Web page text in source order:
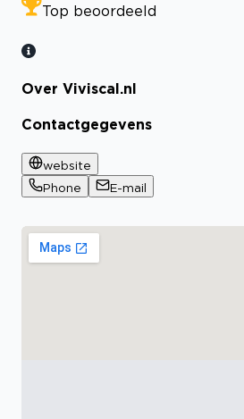
Top beoordeeld
Over Viviscal.nl
Contactgegevens
website
Phone
E-mail